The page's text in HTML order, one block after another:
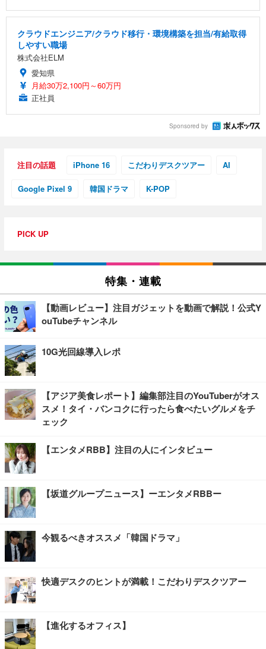
クラウドエンジニア/クラウド移行・環境構築を担当/有給取得
しやすい職場
株式会社ELM
愛知県
月給30万2,100円～60万円
正社員
Sponsored by
注目の話題 iPhone 16 こだわりデスクツアー AI
Google Pixel 9 韓国ドラマ K-POP
PICK UP
特集・連載
【動画レビュー】注目ガジェットを動画で解説！公式Y
ouTubeチャンネル
10G光回線導入レポ
【アジア美食レポート】編集部注目のYouTuberがオス
スメ！タイ・バンコクに行ったら食べたいグルメをチ
ェック
【エンタメRBB】注目の人にインタビュー
【坂道グループニュース】ーエンタメRBBー
今観るべきオススメ「韓国ドラマ」
快適デスクのヒントが満載！こだわりデスクツアー
【進化するオフィス】